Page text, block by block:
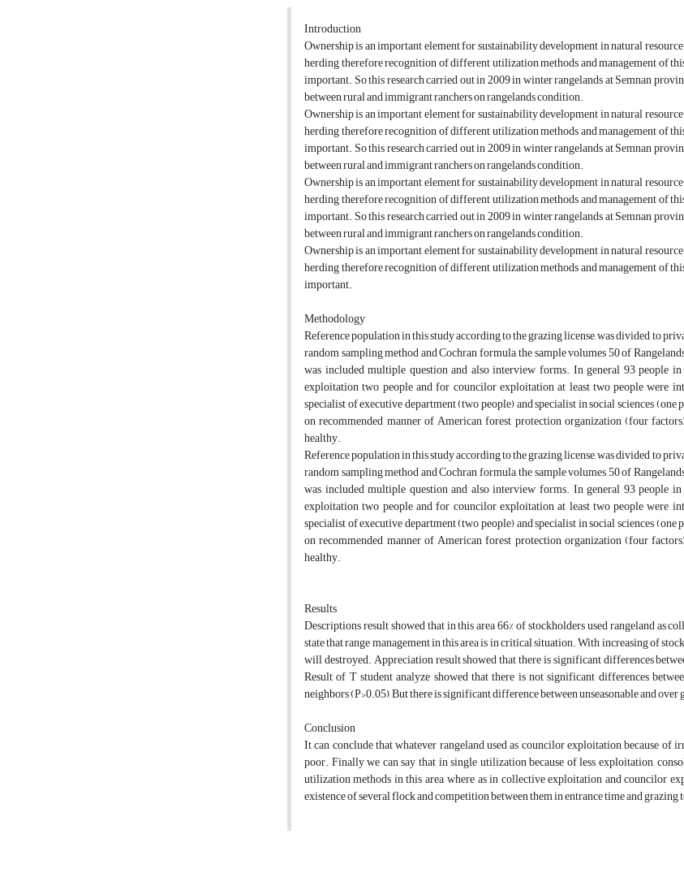
Introduction
Ownership is an important element for sustainability development in natural
herding therefore recognition of different utilization methods and management of
important. So this research carried out in 2009 in winter rangelands at Semnan
between rural and immigrant ranchers on rangelands condition.
Ownership is an important element for sustainability development in natural
herding therefore recognition of different utilization methods and management of
important. So this research carried out in 2009 in winter rangelands at Semnan
between rural and immigrant ranchers on rangelands condition.
Ownership is an important element for sustainability development in natural
herding therefore recognition of different utilization methods and management of
important. So this research carried out in 2009 in winter rangelands at Semnan
between rural and immigrant ranchers on rangelands condition.
Ownership is an important element for sustainability development in natural
herding therefore recognition of different utilization methods and management of
important.
Methodology
Reference population in this study according to the grazing license, was divided to
random sampling method and Cochran formula, the sample volumes 50 of
was included multiple question and also interview forms. In general 93 people
exploitation two people and for councilor exploitation at least two people were
specialist of executive department (two people) and specialist in social sciences
on recommended manner of American forest protection organization (four
healthy.
Reference population in this study according to the grazing license, was divided to
random sampling method and Cochran formula, the sample volumes 50 of
was included multiple question and also interview forms. In general 93 people
exploitation two people and for councilor exploitation at least two people were
specialist of executive department (two people) and specialist in social sciences
on recommended manner of American forest protection organization (four
healthy.
Results
Descriptions result showed that in this area 66% of stockholders used rangeland as
state that range management in this area is in critical situation. With increasing of
will destroyed. Appreciation result showed that there is significant differences
Result of T student analyze showed that there is not significant differences
neighbors (P>0.05), But there is significant difference between unseasonable and
Conclusion
It can conclude that whatever rangeland used as councilor exploitation because
poor. Finally we can say that in single utilization because of less exploitation,
utilization methods in this area, where as in collective exploitation and councilor
existence of several flock and competition between them in entrance time and